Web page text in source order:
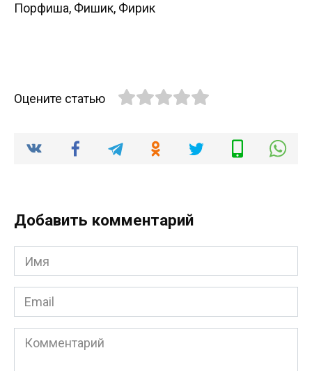
Порфиша, Фишик, Фирик
Оцените статью
Добавить комментарий
Имя
*
Email
*
Комментарий